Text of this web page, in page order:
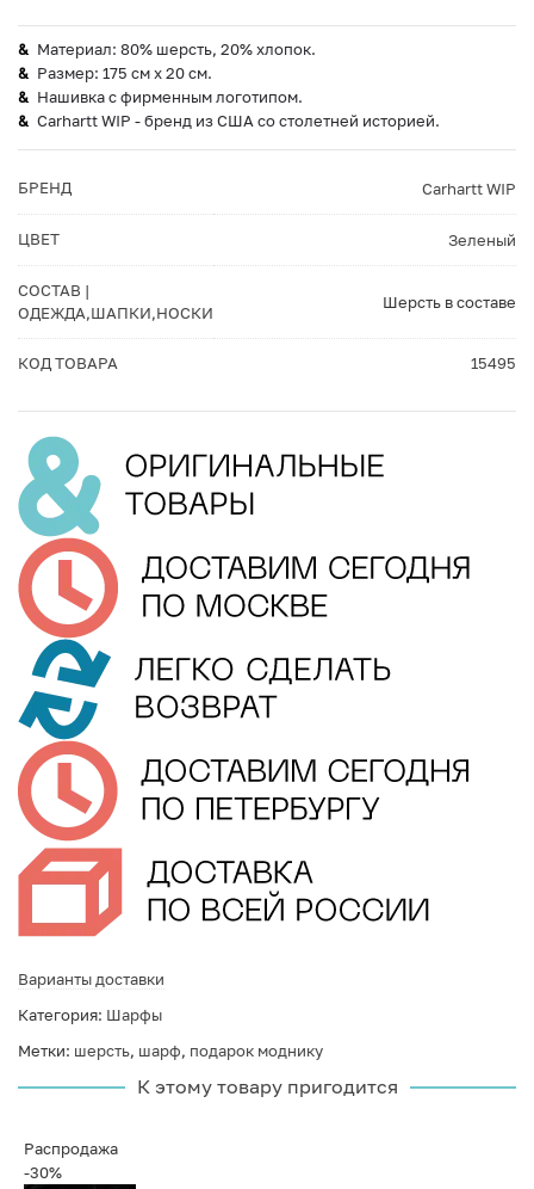
Материал: 80% шерсть, 20% хлопок.
Размер: 175 см x 20 см.
Нашивка с фирменным логотипом.
Carhartt WIP - бренд из США со столетней историей.
БРЕНД Carhartt WIP
ЦВЕТ Зеленый
СОСТАВ |
ОДЕЖДА,ШАПКИ,НОСКИ
Шерсть в составе
КОД ТОВАРА 15495
Варианты доставки
Категория: Шарфы
Метки: шерсть, шарф, подарок моднику
К этому товару пригодится
Распродажа
-30%